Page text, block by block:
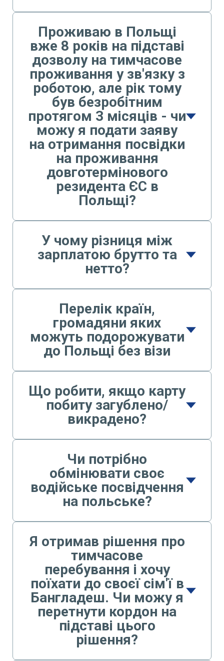
Проживаю в Польщі
вже 8 років на підставі
дозволу на тимчасове
проживання у зв'язку з
роботою, але рік тому
був безробітним
протягом 3 місяців - чи
можу я подати заяву
на отримання посвідки
на проживання
довготермінового
резидента ЄС в
Польщі?
У чому різниця між
зарплатою брутто та
нетто?
Перелік країн,
громадяни яких
можуть подорожувати
до Польщі без візи
Що робити, якщо карту
побиту загублено/
викрадено?
Чи потрібно
обмінювати своє
водійське посвідчення
на польське?
Я отримав рішення про
тимчасове
перебування і хочу
поїхати до своєї сім'ї в
Бангладеш. Чи можу я
перетнути кордон на
підставі цього
рішення?